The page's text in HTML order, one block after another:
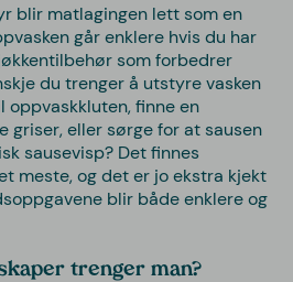
blir matlagingen lett som en
går enklere hvis du har
som forbedrer
du trenger å utstyre vasken
oppvaskkluten, finne en
griser, eller sørge for at sausen
sausevisp? Det finnes
meste, og det er jo ekstra kjekt
blir både enklere og
trenger man?